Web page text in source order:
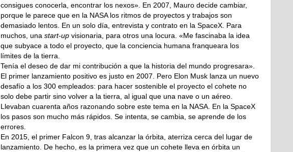
consigues conocerla, encontrar los nexos». En 2007, Mauro decide cambiar,
porque le parece que en la NASA los ritmos de proyectos y trabajos son
demasiado lentos. En un solo día, entrevista y contrato en la SpaceX. Para
muchos, una start-up visionaria, para otros una locura. «Me fascinaba la idea
que subyace a todo el proyecto, que la conciencia humana franqueara los
límites de la tierra.
Tenía el deseo de dar mi contribución a que la historia del mundo progresara».
El primer lanzamiento positivo es justo en 2007. Pero Elon Musk lanza un nuevo
desafío a los 300 empleados: para hacer sostenible el proyecto el cohete no
solo debe partir sino volver a la tierra, al igual que una nave o un aéreo.
Llevaban cuarenta años razonando sobre este tema en la NASA. En la SpaceX
los pasos son mucho más rápidos. Se intenta, se cambia, se aprende de los
errores.
En 2015, el primer Falcon 9, tras alcanzar la órbita, aterriza cerca del lugar de
lanzamiento. De hecho, es la primera vez que un cohete lleva en órbita un